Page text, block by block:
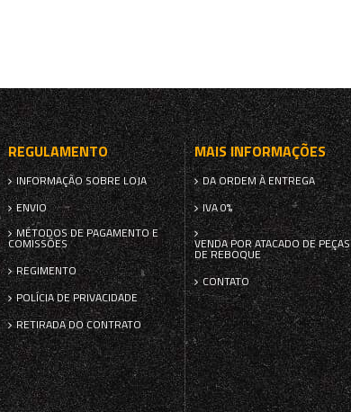
REGULAMENTO
INFORMAÇÃO SOBRE LOJA
ENVIO
MÉTODOS DE PAGAMENTO E
COMISSÕES
REGIMENTO
POLÍCIA DE PRIVACIDADE
RETIRADA DO CONTRATO
MAIS INFORMAÇÕES
DA ORDEM À ENTREGA
IVA 0%
VENDA POR ATACADO DE PEÇAS
DE REBOQUE
CONTATO